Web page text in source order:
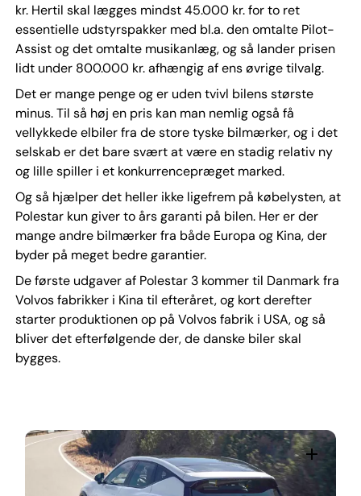
kr. Hertil skal lægges mindst 45.000 kr. for to ret
essentielle udstyrspakker med bl.a. den omtalte Pilot-
Assist og det omtalte musikanlæg, og så lander prisen
lidt under 800.000 kr. afhængig af ens øvrige tilvalg.
Det er mange penge og er uden tvivl bilens største
minus. Til så høj en pris kan man nemlig også få
vellykkede elbiler fra de store tyske bilmærker, og i det
selskab er det bare svært at være en stadig relativ ny
og lille spiller i et konkurrencepræget marked.
Og så hjælper det heller ikke ligefrem på købelysten, at
Polestar kun giver to års garanti på bilen. Her er der
mange andre bilmærker fra både Europa og Kina, der
byder på meget bedre garantier.
De første udgaver af Polestar 3 kommer til Danmark fra
Volvos fabrikker i Kina til efteråret, og kort derefter
starter produktionen op på Volvos fabrik i USA, og så
bliver det efterfølgende der, de danske biler skal
bygges.